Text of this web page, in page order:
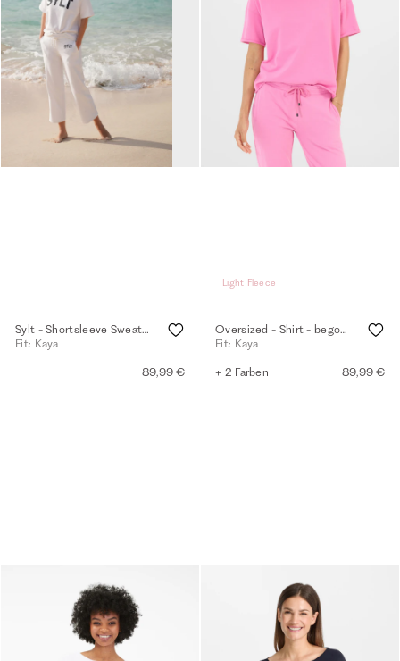
Sylt - Shortsleeve Sweater - white-navy
Fit: Kaya
89,99 €
Light Fleece
Oversized - Shirt - begonia pink
Fit: Kaya
+ 2 Farben 89,99 €